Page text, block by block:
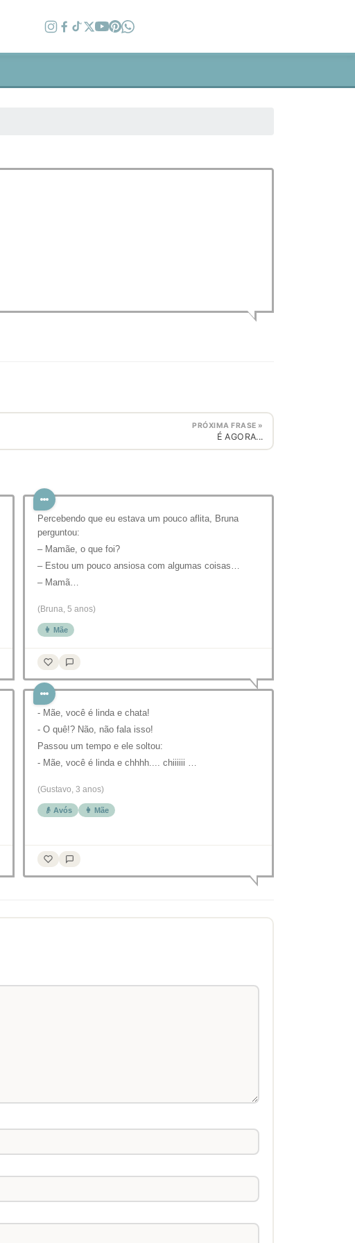
PRÓXIMA FRASE »
É AGORA...
Percebendo que eu estava um pouco aflita, Bruna
perguntou:
– Mamãe, o que foi?
– Estou um pouco ansiosa com algumas coisas…
– Mamã…
(Bruna, 5 anos)
👩 Mãe
- Mãe, você é linda e chata!
- O quê!? Não, não fala isso!
Passou um tempo e ele soltou:
- Mãe, você é linda e chhhh.... chiiiiii …
(Gustavo, 3 anos)
👴 Avós 👩 Mãe